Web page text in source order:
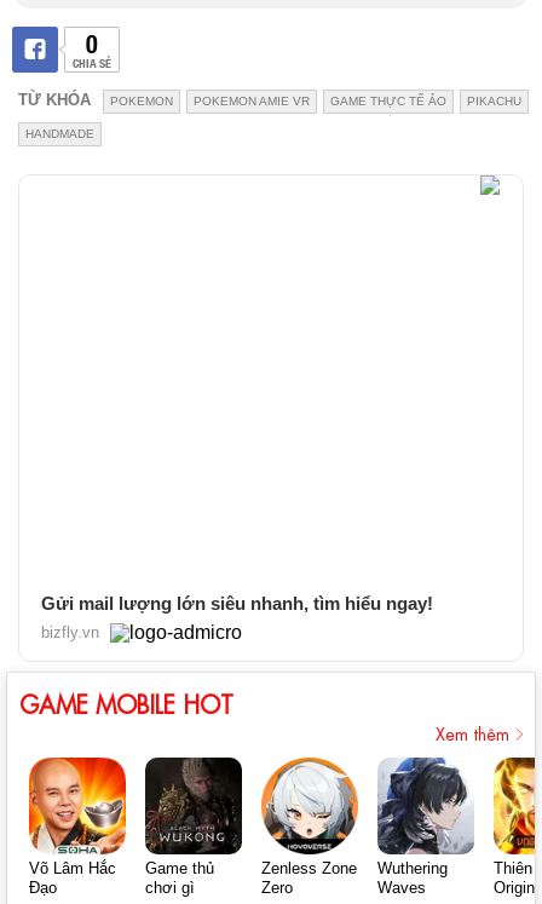
0
CHIA SẺ
TỪ KHÓA POKEMON POKEMON AMIE VR GAME THỰC TẾ ẢO PIKACHU
HANDMADE
Gửi mail lượng lớn siêu nhanh, tìm hiểu ngay!
bizfly.vn
GAME MOBILE HOT
Xem thêm
Võ Lâm Hắc
Đạo
Game thủ
chơi gì
Zenless Zone
Zero
Wuthering
Waves
Thiên
Origin